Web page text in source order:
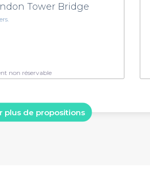
Tower Bridge
non réservable
plus de propositions